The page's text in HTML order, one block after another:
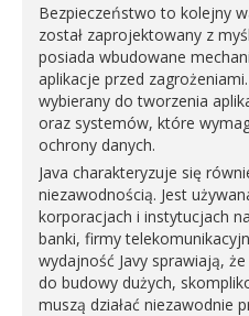
Bezpieczeństwo to kolejny
został zaprojektowany z
posiada wbudowane
aplikacje przed
wybierany do tworzenia
oraz systemów, które
ochrony danych.
Java charakteryzuje się
niezawodnością. Jest
korporacjach i instytucjach
banki, firmy
wydajność Javy sprawiają,
do budowy dużych,
muszą działać niezawodnie